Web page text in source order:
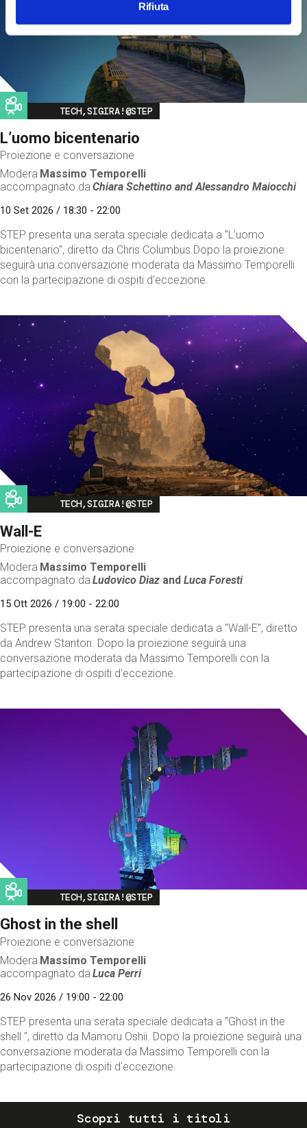
Rifiuta
Image
TECH,SIGIRA!@STEP
L’uomo bicentenario
Proiezione e conversazione
Modera Massimo Temporelli
accompagnato da Chiara Schettino andAlessandro Maiocchi
10 Set 2026 / 18:30 - 22:00
STEP presenta una serata speciale dedicata a "L’uomo
bicentenario", diretto da Chris Columbus.Dopo la proiezione
seguirà una conversazione moderata da Massimo Temporelli
con la partecipazione di ospiti d'eccezione.
Image
TECH,SIGIRA!@STEP
Wall-E
Proiezione e conversazione
Modera Massimo Temporelli
accompagnato da Ludovico Diaz andLuca Foresti
15 Ott 2026 / 19:00 - 22:00
STEP presenta una serata speciale dedicata a "Wall-E", diretto
da Andrew Stanton. Dopo la proiezione seguirà una
conversazione moderata da Massimo Temporelli con la
partecipazione di ospiti d'eccezione.
Image
TECH,SIGIRA!@STEP
Ghost in the shell
Proiezione e conversazione
Modera Massimo Temporelli
accompagnato da Luca Perri
26 Nov 2026 / 19:00 - 22:00
STEP presenta una serata speciale dedicata a "Ghost in the
shell ", diretto da Mamoru Oshii. Dopo la proiezione seguirà una
conversazione moderata da Massimo Temporelli con la
partecipazione di ospiti d'eccezione.
Scopri tutti i titoli